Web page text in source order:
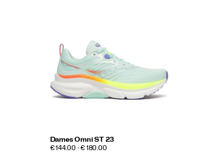
Dames Omni ST 23
€ 144.00 - € 180.00